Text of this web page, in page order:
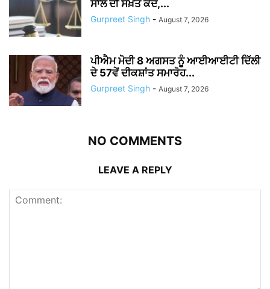
ਸਾਲ ਦੀ ਸਖ਼ਤ ਕੈਦ,...
Gurpreet Singh - August 7, 2026
ਪੀਐਮ ਮੋਦੀ 8 ਅਗਸਤ ਨੂੰ ਆਈਆਈਟੀ ਦਿੱਲੀ
ਦੇ 57ਵੇਂ ਦੀਕਸ਼ਾਂਤ ਸਮਾਰੋਹ...
Gurpreet Singh - August 7, 2026
NO COMMENTS
LEAVE A REPLY